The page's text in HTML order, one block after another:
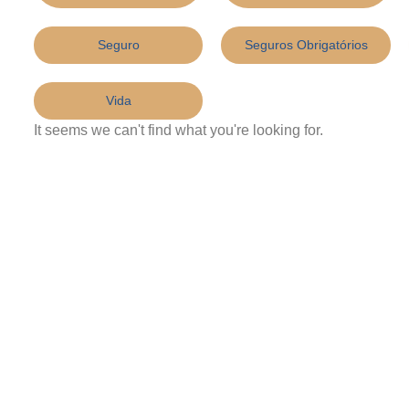
Seguro Seguros Obrigatórios
Vida
It seems we can't find what you're looking for.